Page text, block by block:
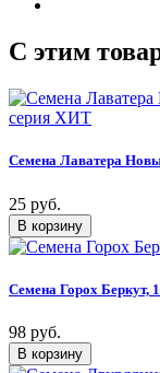
C этим
Семена Лаватера
25 руб.
Семена Горох Беркут,
98 руб.